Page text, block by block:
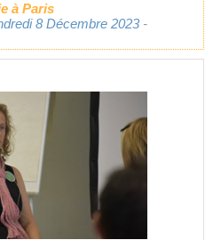
à Paris
8 Décembre 2023 -